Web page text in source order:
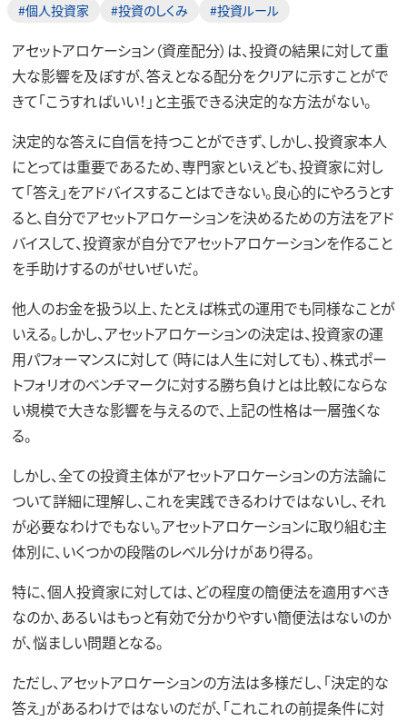
#個人投資家 #投資のしくみ #投資ルール
アセットアロケーション（資産配分）は、投資の結果に対して重
大な影響を及ぼすが、答えとなる配分をクリアに示すことがで
きて「こうすればいい！」と主張できる決定的な方法がない。
決定的な答えに自信を持つことができず、しかし、投資家本人
にとっては重要であるため、専門家といえども、投資家に対し
て「答え」をアドバイスすることはできない。良心的にやろうとす
ると、自分でアセットアロケーションを決めるための方法をアド
バイスして、投資家が自分でアセットアロケーションを作ること
を手助けするのがせいぜいだ。
他人のお金を扱う以上、たとえば株式の運用でも同様なことが
いえる。しかし、アセットアロケーションの決定は、投資家の運
用パフォーマンスに対して（時には人生に対しても）、株式ポー
トフォリオのベンチマークに対する勝ち負けとは比較にならな
い規模で大きな影響を与えるので、上記の性格は一層強くな
る。
しかし、全ての投資主体がアセットアロケーションの方法論に
ついて詳細に理解し、これを実践できるわけではないし、それ
が必要なわけでもない。アセットアロケーションに取り組む主
体別に、いくつかの段階のレベル分けがあり得る。
特に、個人投資家に対しては、どの程度の簡便法を適用すべき
なのか、あるいはもっと有効で分かりやすい簡便法はないのか
が、悩ましい問題となる。
ただし、アセットアロケーションの方法は多様だし、「決定的な
答え」があるわけではないのだが、「これこれの前提条件に対